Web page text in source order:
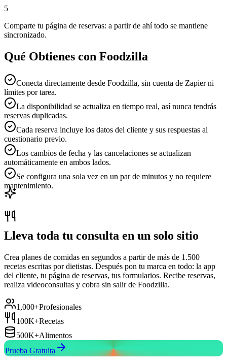
5
Comparte tu página de reservas: a partir de ahí todo se mantiene
sincronizado.
Qué Obtienes con Foodzilla
Conecta directamente desde Foodzilla, sin cuenta de Zapier ni
límites por tarea.
La disponibilidad se actualiza en tiempo real, así nunca tendrás
reservas duplicadas.
Cada reserva incluye los datos del cliente y sus respuestas al
cuestionario previo.
Los cambios de fecha y las cancelaciones se actualizan
automáticamente en ambos lados.
Se configura una sola vez en un par de minutos y no requiere
mantenimiento.
Lleva toda tu consulta en un solo sitio
Crea planes de comidas en segundos a partir de más de 1.500
recetas escritas por dietistas. Después pon tu marca en todo: la app
del cliente, tu página de reservas, tus formularios. Recibe reservas,
realiza videoconsultas y cobra sin salir de Foodzilla.
1,000+Profesionales
100K+Recetas
500K+Alimentos
Prueba Gratuita